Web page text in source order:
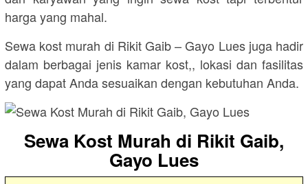
harga yang mahal.
Sewa kost murah di Rikit Gaib – Gayo Lues juga hadir
dalam berbagai jenis kamar kost,, lokasi dan fasilitas
yang dapat Anda sesuaikan dengan kebutuhan Anda.
Sewa Kost Murah di Rikit Gaib,
Gayo Lues